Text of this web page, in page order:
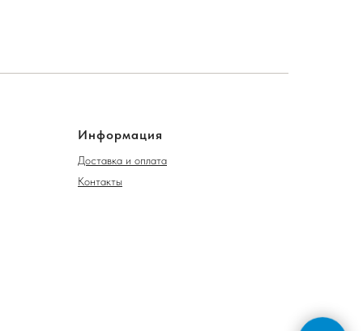
Информация
Доставка и оплата
Контакты